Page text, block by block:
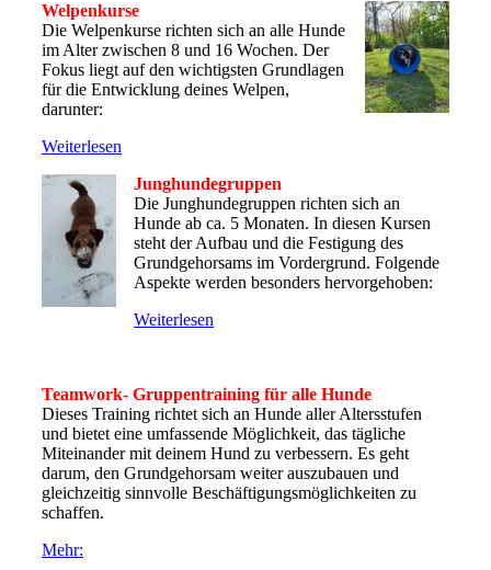
Welpenkurse
Die Welpenkurse richten sich an alle Hunde
im Alter zwischen 8 und 16 Wochen. Der
Fokus liegt auf den wichtigsten Grundlagen
für die Entwicklung deines Welpen,
darunter:
Weiterlesen
Junghundegruppen
Die Junghundegruppen richten sich an
Hunde ab ca. 5 Monaten. In diesen Kursen
steht der Aufbau und die Festigung des
Grundgehorsams im Vordergrund. Folgende
Aspekte werden besonders hervorgehoben:
Weiterlesen
Teamwork- Gruppentraining für alle Hunde
Dieses Training richtet sich an Hunde aller Altersstufen
und bietet eine umfassende Möglichkeit, das tägliche
Miteinander mit deinem Hund zu verbessern. Es geht
darum, den Grundgehorsam weiter auszubauen und
gleichzeitig sinnvolle Beschäftigungsmöglichkeiten zu
schaffen.
Mehr: